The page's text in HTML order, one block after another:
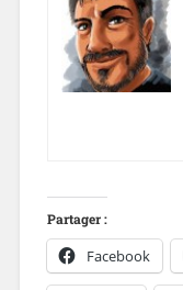
Partager :
Facebook